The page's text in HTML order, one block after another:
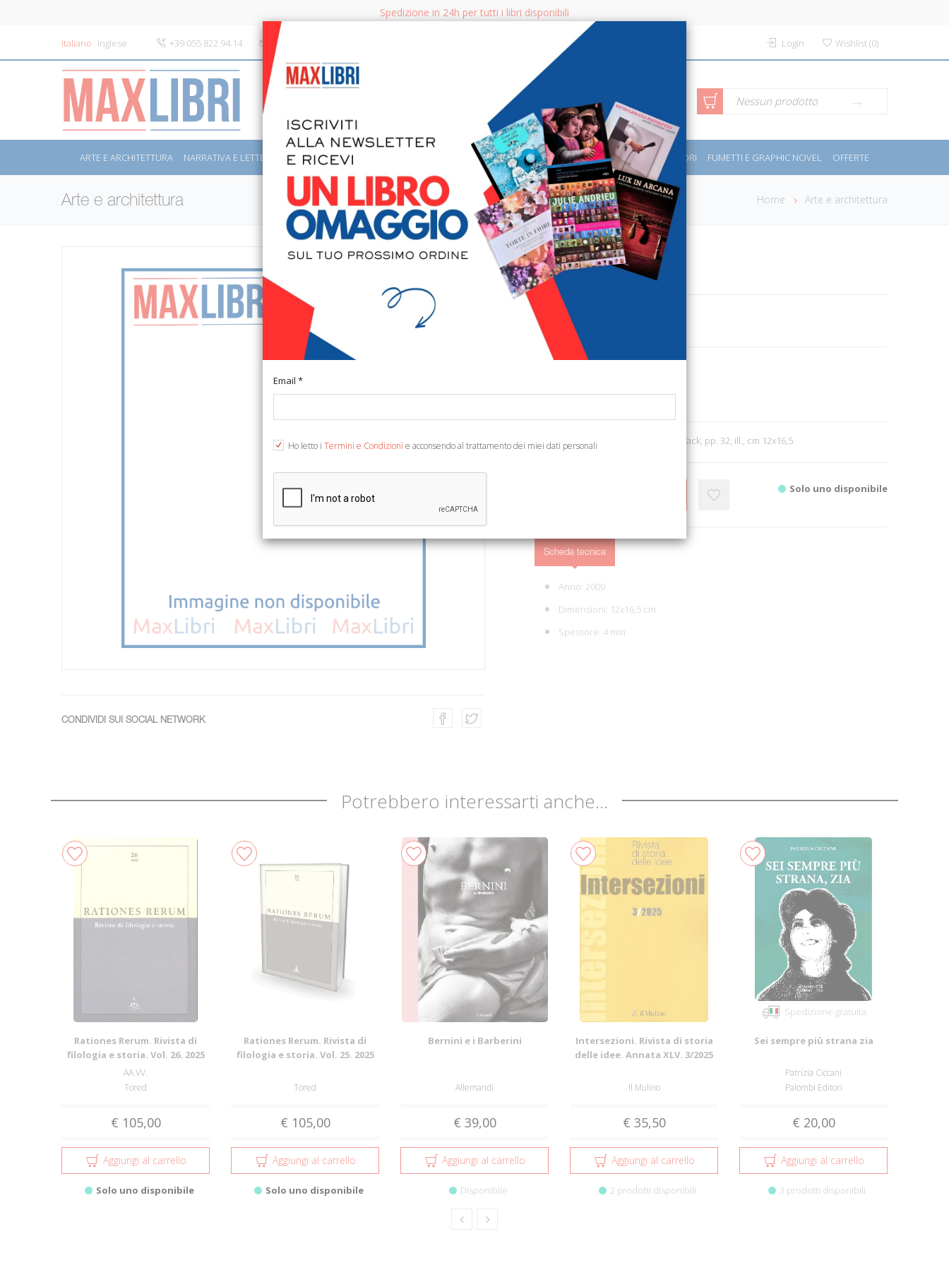
Spedizione in 24h per tutti i libri disponibili
Italiano Inglese +39 055 822.94.14 info@maxlibri.it Login Wishlist(0)
CERCA Ricerca avanzata Nessun prodotto
ARTE E ARCHITETTURA NARRATIVA E LETTERATURA SAGGISTICA LIBRI PER BAMBINI E RAGAZZI MANUALI - GUIDE - CORSI SPORT E MOTORI FUMETTI E GRAPHIC NOVEL OFFERTE
Arte e architettura Home Arte e architettura
CONDIVIDI SUI SOCIAL NETWORK
Giuseppe Verdi
€ 3,00
German Text. Bologna, 2009; paperback, pp. 32, ill., cm 12x16,5.
Solo uno disponibile
Scheda tecnica
Anno: 2009
Dimensioni: 12x16,5 cm
Spessore: 4 mm
Potrebbero interessarti anche...
Rationes Rerum. Rivista di
filologia e storia. Vol. 26. 2025
AA.VV.
Tored
€ 105,00
Aggiungi al carrello
Solo uno disponibile
Rationes Rerum. Rivista di
filologia e storia. Vol. 25. 2025
Tored
€ 105,00
Aggiungi al carrello
Solo uno disponibile
Bernini e i Barberini
Allemandi
€ 39,00
Aggiungi al carrello
Disponibile
Intersezioni. Rivista di storia
delle idee. Annata XLV. 3/2025
Il Mulino
€ 35,50
Aggiungi al carrello
2 prodotti disponibili
Spedizione gratuita
Sei sempre più strana zia
Patrizia Ciccani
Palombi Editori
€ 20,00
Aggiungi al carrello
3 prodotti disponibili
Email *
Ho letto i Termini e Condizioni e acconsendo al trattamento dei miei dati personali